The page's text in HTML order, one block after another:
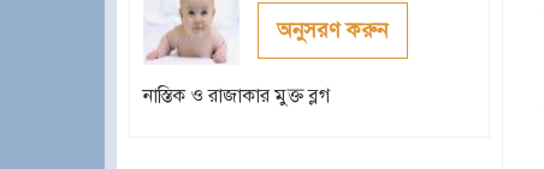
অনুসরণ করুন
নাস্তিক ও রাজাকার মুক্ত ব্লগ